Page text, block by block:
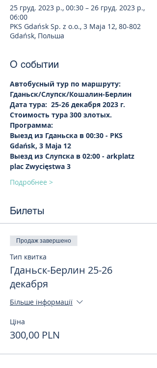
25 груд. 2023 р., 00:30 – 26 груд. 2023 р.,
06:00
PKS Gdańsk Sp. z o.o., 3 Maja 12, 80-802
Gdańsk, Польша
О событии
Автобусный тур по маршруту:
Гданьск/Слупск/Кошалин-Берлин
Дата тура:  25-26 декабря 2023 г.
Стоимость тура 300 злотых.
Программа:
Выезд из Гданьска в 00:30 - PKS
Gdańsk, 3 Maja 12
Выезд из Слупска в 02:00 - arkplatz
plac Zwycięstwa 3
Подробнее >
Билеты
Продаж завершено
Тип квитка
Гданьск-Берлин 25-26
декабря
Більше інформації
Ціна
300,00 PLN